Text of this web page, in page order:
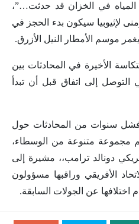
المياه في الخزان قد حدثت…”،
لإثيوبيا سيكون بدء الحجز في
موسم الأمطار النيل الأزرق.
الأخيرة في المحادثات بين
التوصل إلى اتفاق قبل أن تبدأ
فشل سنوات من المحادثات حول
مجموعة متنوعة من الوسطاء،
دونالد ترامب،، مشيرة إلى
الأفريقي وراقبها مسؤولون
اختلافها عن الجولات السابقة.